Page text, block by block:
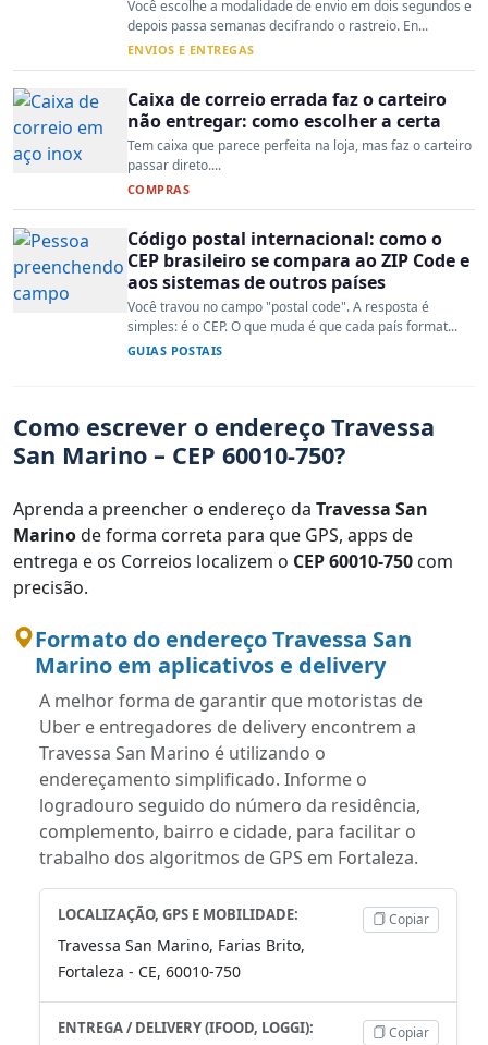
Você escolhe a modalidade de envio em dois segundos e
depois passa semanas decifrando o rastreio. En...
ENVIOS E ENTREGAS
Caixa de correio errada faz o carteiro
não entregar: como escolher a certa
Tem caixa que parece perfeita na loja, mas faz o carteiro
passar direto....
COMPRAS
Código postal internacional: como o
CEP brasileiro se compara ao ZIP Code e
aos sistemas de outros países
Você travou no campo "postal code". A resposta é
simples: é o CEP. O que muda é que cada país format...
GUIAS POSTAIS
Como escrever o endereço Travessa
San Marino – CEP 60010-750?
Aprenda a preencher o endereço da Travessa San
Marinode forma correta para que GPS, apps de
entrega e os Correios localizem o CEP 60010-750 com
precisão.
Formato do endereço Travessa San
Marino em aplicativos e delivery
A melhor forma de garantir que motoristas de
Uber e entregadores de delivery encontrem a
Travessa San Marino é utilizando o
endereçamento simplificado. Informe o
logradouro seguido do número da residência,
complemento, bairro e cidade, para facilitar o
trabalho dos algoritmos de GPS em Fortaleza.
LOCALIZAÇÃO, GPS E MOBILIDADE:
Travessa San Marino, Farias Brito,
Fortaleza - CE, 60010-750
Copiar
ENTREGA / DELIVERY (IFOOD, LOGGI): Copiar